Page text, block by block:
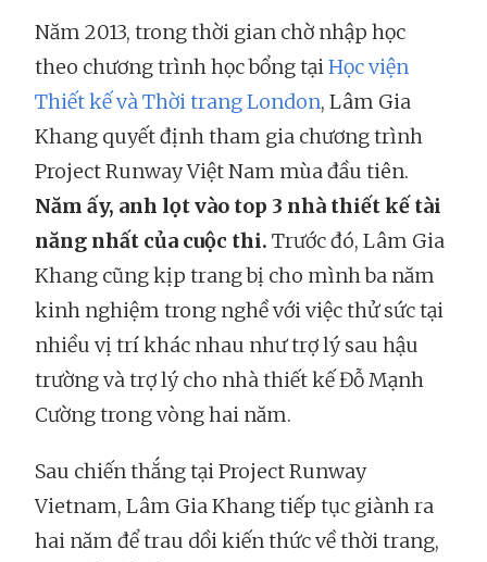
Năm 2013, trong thời gian chờ nhập học
theo chương trình học bổng tạiHọc viện
Thiết kế và Thời trang London, Lâm Gia
Khang quyết định tham gia chương trình
Project Runway Việt Nam mùa đầu tiên.
Năm ấy, anh lọt vào top 3 nhà thiết kế tài
năng nhất của cuộc thi. Trước đó, Lâm Gia
Khang cũng kịp trang bị cho mình ba năm
kinh nghiệm trong nghề với việc thử sức tại
nhiều vị trí khác nhau như trợ lý sau hậu
trường và trợ lý cho nhà thiết kế Đỗ Mạnh
Cường trong vòng hai năm.
Sau chiến thắng tại Project Runway
Vietnam, Lâm Gia Khang tiếp tục giành ra
hai năm để trau dồi kiến thức về thời trang,